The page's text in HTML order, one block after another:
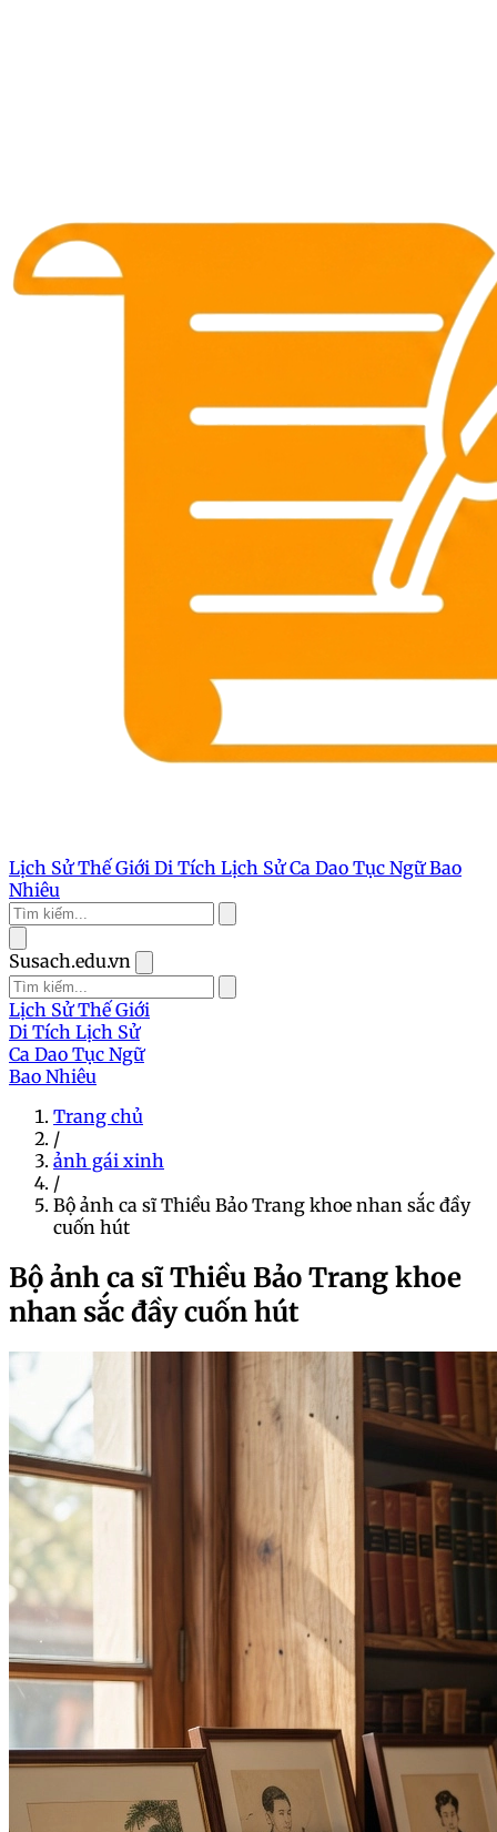
Lịch Sử Thế Giới Di Tích Lịch SửCa Dao Tục NgữBao
Nhiêu
Susach.edu.vn
Lịch Sử Thế Giới
Di Tích Lịch Sử
Ca Dao Tục Ngữ
Bao Nhiêu
Trang chủ
/
ảnh gái xinh
/
Bộ ảnh ca sĩ Thiều Bảo Trang khoe nhan sắc đầy
cuốn hút
Bộ ảnh ca sĩ Thiều Bảo Trang khoe
nhan sắc đầy cuốn hút